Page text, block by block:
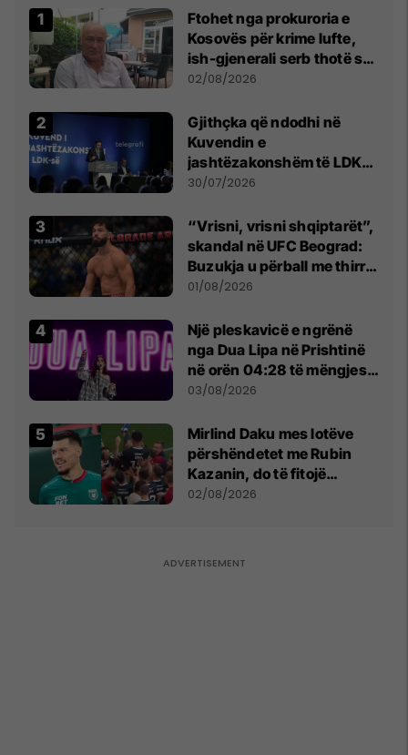
Ftohet nga prokuroria e
Kosovës për krime lufte,
ish-gjenerali serb thotë se
dikush e tradhtoi në
02/08/2026
Gjithçka që ndodhi në
Kuvendin e
jashtëzakonshëm të LDK-
së
30/07/2026
“Vrisni, vrisni shqiptarët”,
skandal në UFC Beograd:
Buzukja u përball me thirrje
anti-shqiptare nga
01/08/2026
Një pleskavicë e ngrënë
nga Dua Lipa në Prishtinë
në orën 04:28 të mëngjesit
- dhe bota digjitale serbe
03/08/2026
Mirlind Daku mes lotëve
përshëndetet me Rubin
Kazanin, do të fitojë
miliona te Spartak Moska
02/08/2026